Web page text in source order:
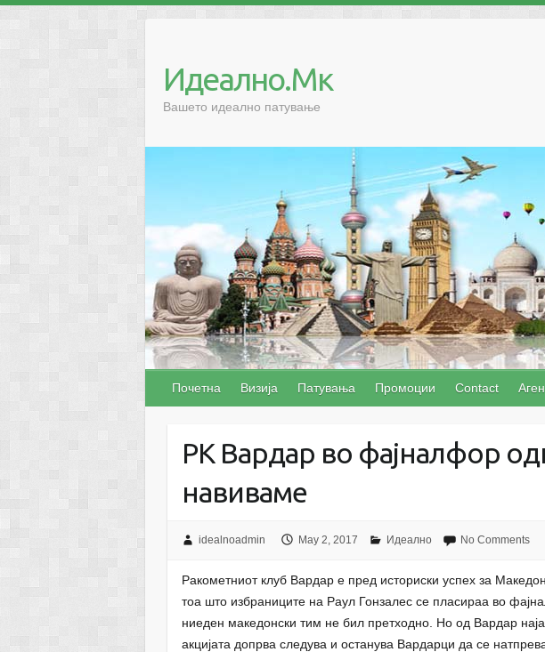
content
Идеално.Мк
Вашето идеално патување
Почетна Визија Патувања Промоции Contact
РК Вардар во фајналфор
навиваме
idealnoadmin May 2, 2017 Идеално No Comments
Ракометниот клуб Вардар е пред историски успех за
тоа што избраниците на Раул Гонзалес се пласираа во
ниеден македонски тим не бил претходно. Но од Вардар
акцијата допрва следува и останува Вардарци да се